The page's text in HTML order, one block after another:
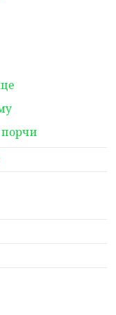
порчи